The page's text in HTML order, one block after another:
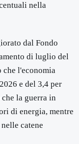
nella
dal Fondo
di luglio del
l'economia
e del 3,4 per
la guerra in
di energia, mentre
catene